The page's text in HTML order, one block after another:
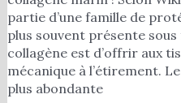
partie d’une famille de
plus souvent présente
collagène est d’offrir aux
mécanique à l’étirement.
plus abondante